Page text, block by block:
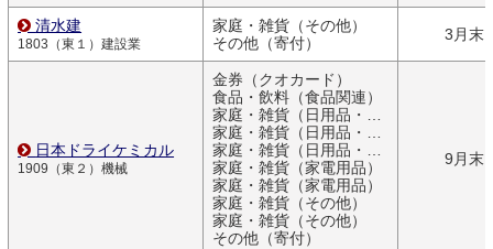
清水建
1803（東１）建設業
家庭・雑貨（その他）
その他（寄付）
3月末
日本ドライケミカル
1909（東２）機械
金券（クオカード）
食品・飲料（食品関連）
家庭・雑貨（日用品・文房具）
家庭・雑貨（日用品・文房具）
家庭・雑貨（日用品・文房具）
家庭・雑貨（家電用品）
家庭・雑貨（家電用品）
家庭・雑貨（その他）
家庭・雑貨（その他）
その他（寄付）
9月末